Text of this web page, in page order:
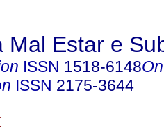
Mal Estar e
ISSN 1518-6148
ISSN 2175-3644